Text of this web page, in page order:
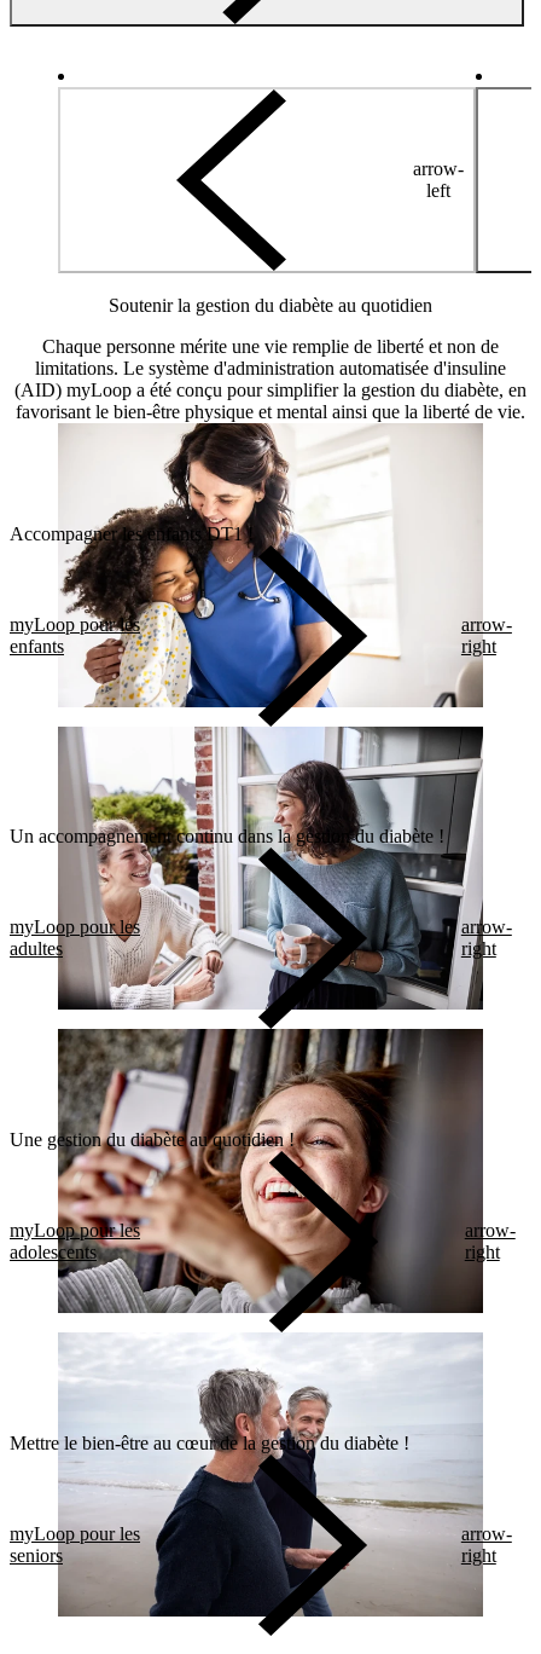
arrow-
left
Soutenir la gestion du diabète au quotidien
Chaque personne mérite une vie remplie de liberté et non de
limitations. Le système d'administration automatisée d'insuline
(AID) myLoop a été conçu pour simplifier la gestion du diabète, en
favorisant le bien-être physique et mental ainsi que la liberté de vie.
Accompagner les enfants DT1 !
myLoop pour les
enfants
arrow-
right
Un accompagnement continu dans la gestion du diabète !
myLoop pour les
adultes
arrow-
right
Une gestion du diabète au quotidien !
myLoop pour les
adolescents
arrow-
right
Mettre le bien-être au cœur de la gestion du diabète !
myLoop pour les
seniors
arrow-
right